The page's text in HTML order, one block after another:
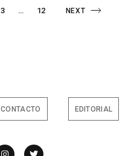
PAGE
3 … PAGE
12 NEXTNEXT
CONTACTO EDITORIAL